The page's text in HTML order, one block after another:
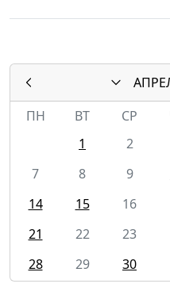
ПН
ВТ СР
1
2
7
8 9
14
15 16
21
22 23
28
29 30